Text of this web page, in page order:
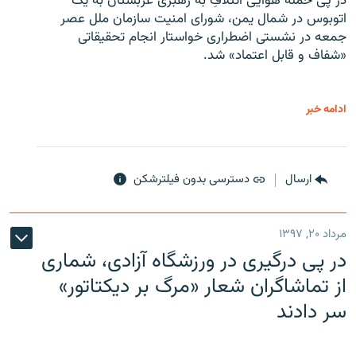
اتوبوس در شمال یمن، شورای امنیت سازمان ملل عصر
جمعه در نشستی اضطراری خواستار انجام تحقیقاتی
«شفاف و قابل اعتماد» شد.
ادامه خبر
ارسال دسترسی بدون فیلترشکن
مرداد ۲۰, ۱۳۹۷
در پی درگیری در ورزشگاه آزادی، شماری
از تماشاگران شعار «مرگ بر دیکتاتور»
سر دادند